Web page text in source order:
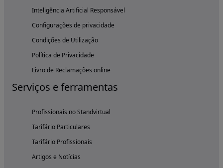
Inteligência Artificial Responsável
Configurações de privacidade
Condições de Utilização
Política de Privacidade
Livro de Reclamações online
Serviços e ferramentas
Profissionais no Standvirtual
Tarifário Particulares
Tarifário Profissionais
Artigos e Notícias